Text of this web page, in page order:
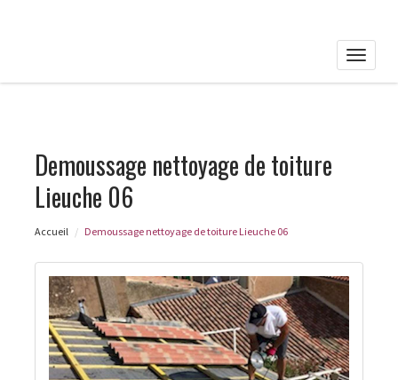
Toggle
Demoussage nettoyage de toiture
Lieuche 06
Accueil Demoussage nettoyage de toiture Lieuche 06